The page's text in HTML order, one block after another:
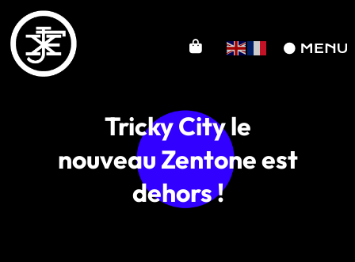
Tricky City le
nouveau Zentone est
dehors !